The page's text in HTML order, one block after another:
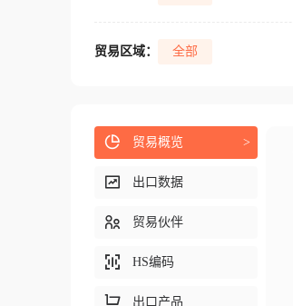
贸易区域： 全部
贸易概览 >
出口数据
贸易伙伴
HS编码
出口产品